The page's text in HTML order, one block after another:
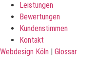
Leistungen
Bewertungen
Kundenstimmen
Kontakt
Webdesign Köln
Glossar